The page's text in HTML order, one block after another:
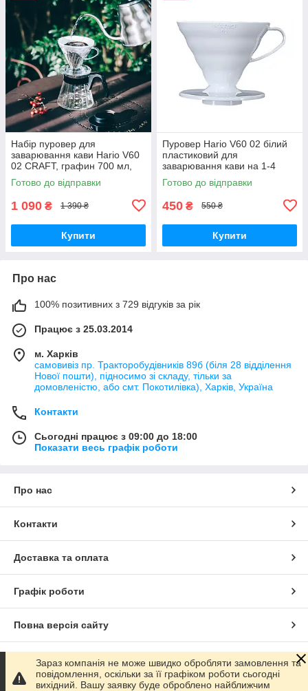
Набір пуровер для
заварювання кави Hario V60
02 CRAFT, графин 700 мл,
пуровер 02, 40 фільтрів, на 1-
4 чашки
Готово до відправки
1 090 ₴ 1 390 ₴
Купити
Пуровер Hario V60 02 білий
пластиковий для
заварювання кави на 1-4
чашки
Готово до відправки
450 ₴ 550 ₴
Купити
Про нас
100% позитивних з 729 відгуків за рік
Працює з 25.03.2014
м. Харків
самовивіз пр. Тракторобудівників 89б (біля 28 відділення
Нової пошти), підносимо зі складу, тільки за
домовленістю, або смт. Покотилівка), Харків, Україна
Контакти
Сьогодні працює з 09:00 до 18:00
Показати весь графік роботи
Про нас
Контакти
Доставка та оплата
Графік роботи
Повна версія сайту
Сайт створено на маркетплейсі Prom.ua
Зараз компанія не може швидко обробляти замовлення та
повідомлення, оскільки за її графіком роботи сьогодні
вихідний. Вашу заявку буде оброблено найближчим